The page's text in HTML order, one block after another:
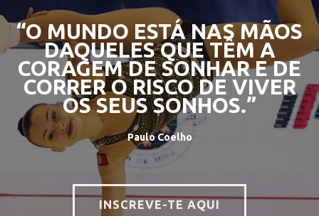
“O MUNDO ESTÁ NAS MÃOS
DAQUELES QUE TÊM A
CORAGEM DE SONHAR E DE
CORRER O RISCO DE VIVER
OS SEUS SONHOS.”
Paulo Coelho
INSCREVE-TE AQUI